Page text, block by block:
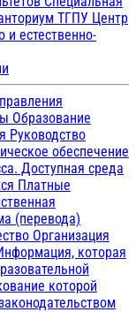
ТГПУ Центр
и естественно-
Образование
Руководство
обеспечение
Доступная среда
Платные
(перевода)
Организация
которая
которой